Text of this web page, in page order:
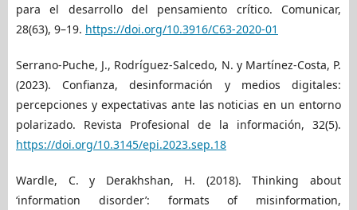
para el desarrollo del pensamiento crítico. Comunicar,
28(63), 9–19. https://doi.org/10.3916/C63-2020-01
Serrano-Puche, J., Rodríguez-Salcedo, N. y Martínez-Costa, P.
(2023). Confianza, desinformación y medios digitales:
percepciones y expectativas ante las noticias en un entorno
polarizado. Revista Profesional de la información, 32(5).
https://doi.org/10.3145/epi.2023.sep.18
Wardle, C. y Derakhshan, H. (2018). Thinking about
‘information disorder’: formats of misinformation,